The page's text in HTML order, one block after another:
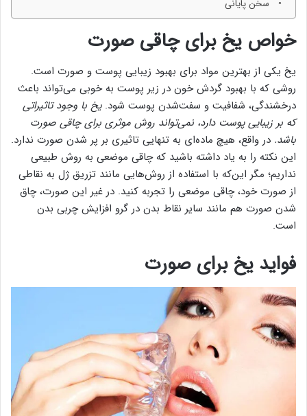
سخن پایانی
خواص یخ برای چاقی صورت
یخ یکی از بهترین مواد برای بهبود زیبایی پوست و صورت است.
روشی که با بهبود گردش خون در زیر پوست به خوبی می‌تواند باعث
درخشندگی، شفافیت و سفت‌شدن پوست شود.یخ با وجود تاثیراتی
که بر زیبایی پوست دارد، نمی‌تواند روش موثری برای چاقی صورت
باشد. در واقع، هیچ ماده‌ای به تنهایی تاثیری بر پر شدن صورت ندارد.
این نکته را به یاد داشته باشید که چاقی موضعی به روش طبیعی
نداریم؛ مگر این‌که با استفاده از روش‌هایی مانند تزریق ژل به نقاطی
از صورت خود، چاقی موضعی را تجربه کنید. در غیر این صورت، چاق
شدن صورت هم مانند سایر نقاط بدن در گرو افزایش چربی بدن
است.
فواید یخ برای صورت